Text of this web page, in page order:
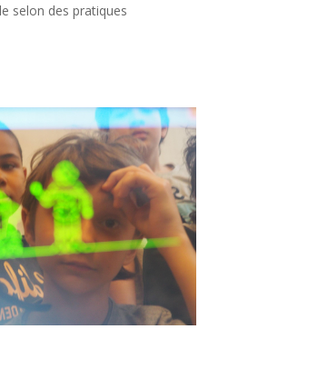
selon des pratiques